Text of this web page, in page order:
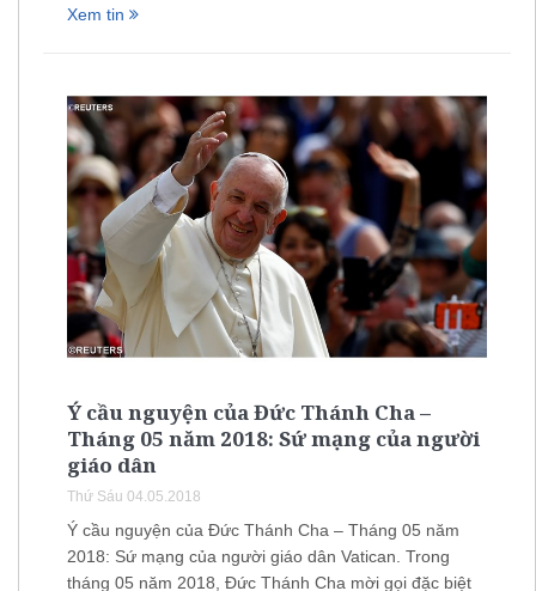
Xem tin
Ý cầu nguyện của Đức Thánh Cha –
Tháng 05 năm 2018: Sứ mạng của người
giáo dân
Thứ Sáu 04.05.2018
Ý cầu nguyện của Đức Thánh Cha – Tháng 05 năm
2018: Sứ mạng của người giáo dân Vatican. Trong
tháng 05 năm 2018, Đức Thánh Cha mời gọi đặc biệt